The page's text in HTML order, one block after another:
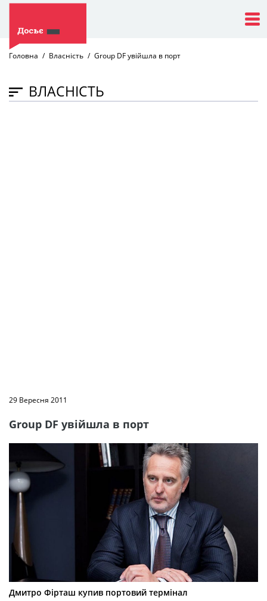
Головна Власність Group DF увійшла в порт
ВЛАСНІСТЬ
29 Вересня 2011
Group DF увійшла в порт
Дмитро Фірташ купив портовий термінал